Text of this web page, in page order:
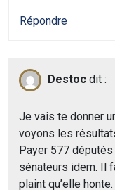
Répondre
Destoc dit :
Je vais te donner
voyons les
Payer 577
sénateurs idem. Il
plaint qu’elle honte.